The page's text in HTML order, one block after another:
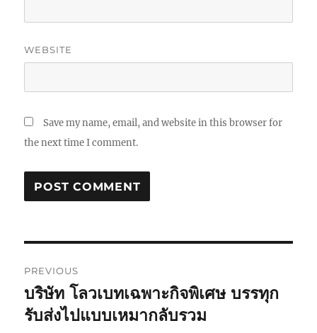
WEBSITE
Save my name, email, and website in this browser for
the next time I comment.
navigation
PREVIOUS
Previous
post:
บริษัท โลวเบทเฉพาะกิจพิเศษ บรรทุก
รับส่งไปแบบเหมากลับรวม